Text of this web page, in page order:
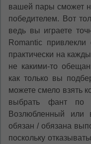
вашей пары сможет
победителем. Вот
ведь вы играете
Romantic
практически на
не какими-то
как только вы
можете смело взять
выбрать фант по
Возлюбленный или
обязан / обязана
поскольку